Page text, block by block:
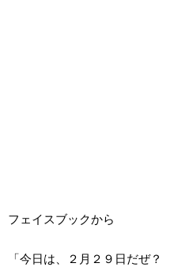
フェイスブックから
「今日は、２月２９日だぜ？